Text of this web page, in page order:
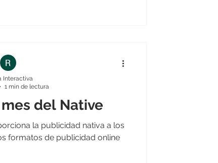
del Native
la publicidad nativa a los
formatos de publicidad online
Interactiva
1 min de lectura